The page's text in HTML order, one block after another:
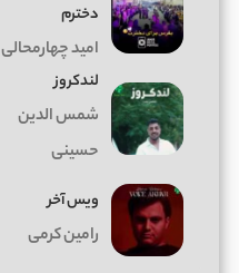
دخترم
امید چهارمحالی
لندکروز
شمس الدین
حسینی
ویس آخر
رامین کرمی